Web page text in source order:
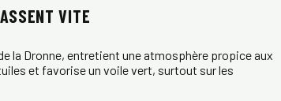
VITE
la Dronne, entretient une atmosphère propice aux
et favorise un voile vert, surtout sur les